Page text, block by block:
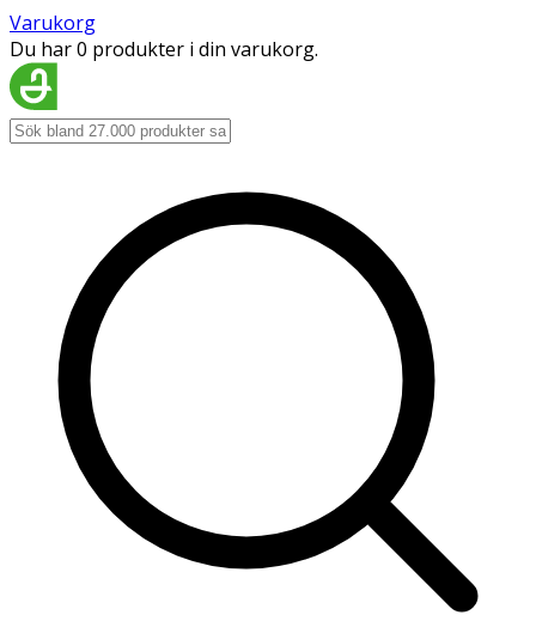
Varukorg
Du har 0 produkter i din varukorg.